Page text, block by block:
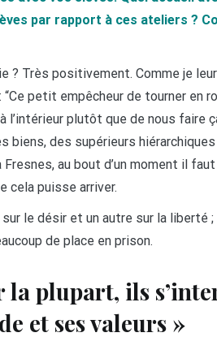
par rapport à ces ateliers ?
? Très positivement. Comme je
petit empêcheur de tourner en
l’intérieur plutôt que de nous faire
biens, des supérieurs hiérarchiques
au bout d’un moment il
cela puisse arriver.
le désir et un autre sur la liberté
de place en prison.
la plupart, ils
et ses valeurs »